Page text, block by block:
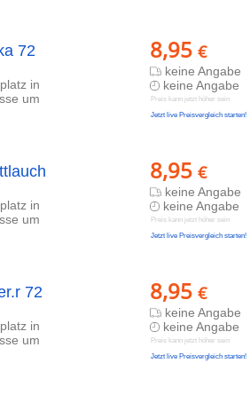
8,95 €
keine Angabe
keine Angabe
Preis kann jetzt höher sein
Jetzt live Preisvergleich starten!
72
in
um
8,95 €
keine Angabe
keine Angabe
Preis kann jetzt höher sein
Jetzt live Preisvergleich starten!
in
um
8,95 €
keine Angabe
keine Angabe
Preis kann jetzt höher sein
Jetzt live Preisvergleich starten!
72
in
um